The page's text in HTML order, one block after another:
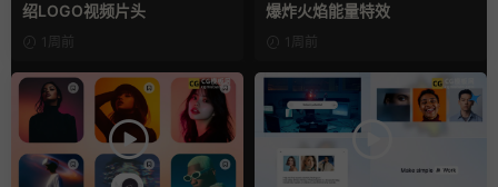
绍LOGO视频片头
1周前
爆炸火焰能量特效
1周前